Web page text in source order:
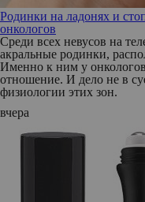
Родинки на ладонях и
онкологов
Среди всех невусов на
акральные родинки,
Именно к ним у
отношение. И дело не в
физиологии этих зон.
вчера